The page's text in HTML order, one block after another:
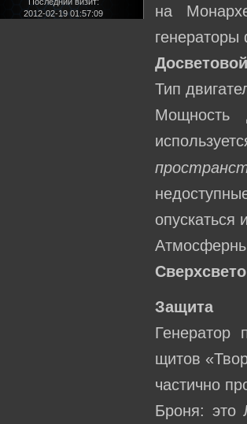
2012-02-19 01:57:09
на
генераторы
Тип
Мощность
опускаться
Защита
Генератор
щитов
частично
Броня: это